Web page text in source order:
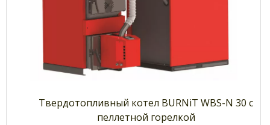
Твердотопливный котел BURNiT WBS-N 30 с
пеллетной горелкой